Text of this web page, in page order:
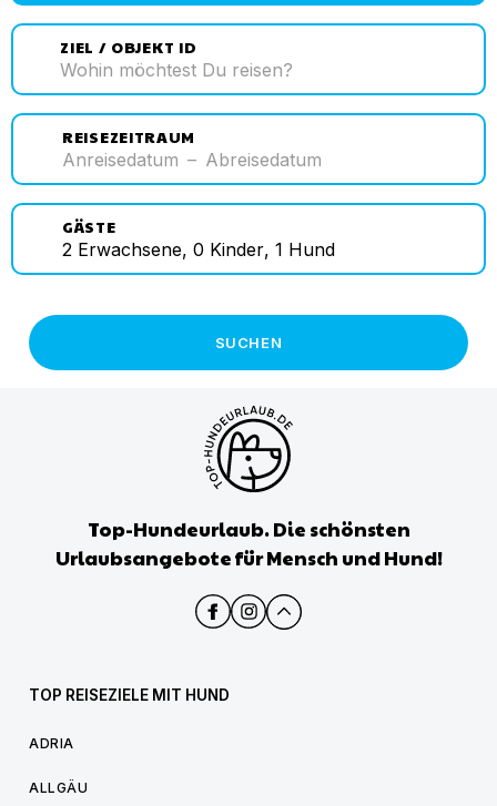
ZIEL / OBJEKT ID
REISEZEITRAUM
Anreisedatum – Abreisedatum
GÄSTE
2 Erwachsene, 0 Kinder, 1 Hund
SUCHEN
Top-Hundeurlaub. Die schönsten
Urlaubsangebote für Mensch und Hund!
TOP REISEZIELE MIT HUND
ADRIA
ALLGÄU